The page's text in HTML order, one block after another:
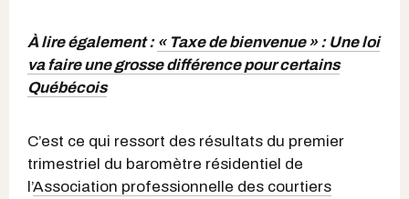
À lire également : « Taxe de bienvenue » : Une loi
va faire une grosse différence pour certains
Québécois
C’est ce qui ressort des résultats du premier
trimestriel du baromètre résidentiel de
l’Association professionnelle des courtiers